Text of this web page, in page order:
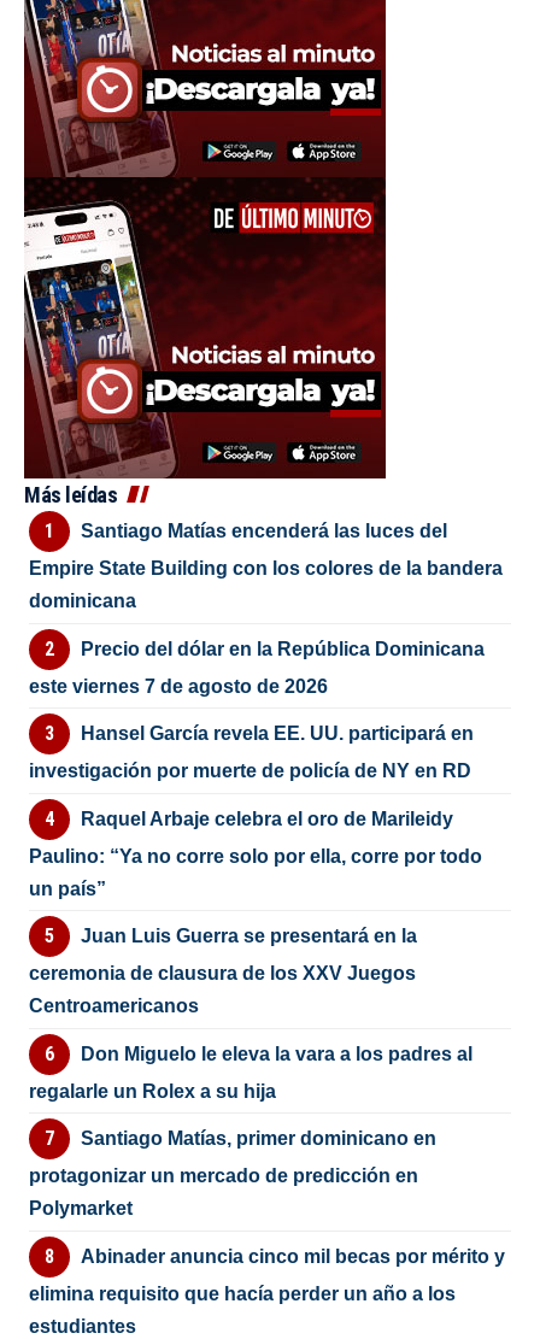
Más leídas
Santiago Matías encenderá las luces del
Empire State Building con los colores de la bandera
dominicana
Precio del dólar en la República Dominicana
este viernes 7 de agosto de 2026
Hansel García revela EE. UU. participará en
investigación por muerte de policía de NY en RD
Raquel Arbaje celebra el oro de Marileidy
Paulino: “Ya no corre solo por ella, corre por todo
un país”
Juan Luis Guerra se presentará en la
ceremonia de clausura de los XXV Juegos
Centroamericanos
Don Miguelo le eleva la vara a los padres al
regalarle un Rolex a su hija
Santiago Matías, primer dominicano en
protagonizar un mercado de predicción en
Polymarket
Abinader anuncia cinco mil becas por mérito y
elimina requisito que hacía perder un año a los
estudiantes